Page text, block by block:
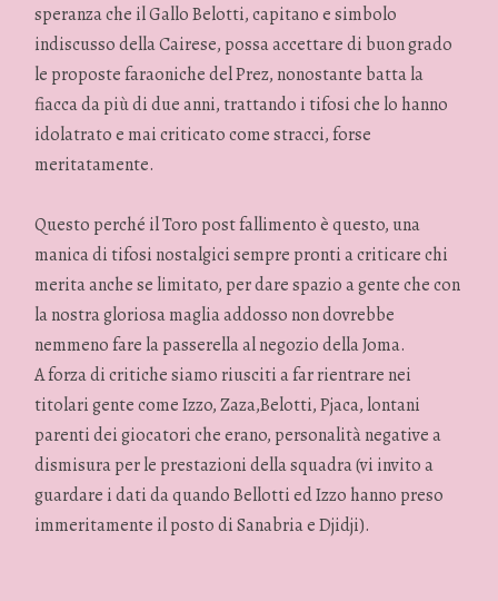
speranza che il Gallo Belotti, capitano e simbolo
indiscusso della Cairese, possa accettare di buon grado
le proposte faraoniche del Prez, nonostante batta la
fiacca da più di due anni, trattando i tifosi che lo hanno
idolatrato e mai criticato come stracci, forse
meritatamente.
Questo perché il Toro post fallimento è questo, una
manica di tifosi nostalgici sempre pronti a criticare chi
merita anche se limitato, per dare spazio a gente che con
la nostra gloriosa maglia addosso non dovrebbe
nemmeno fare la passerella al negozio della Joma.
A forza di critiche siamo riusciti a far rientrare nei
titolari gente come Izzo, Zaza,Belotti, Pjaca, lontani
parenti dei giocatori che erano, personalità negative a
dismisura per le prestazioni della squadra (vi invito a
guardare i dati da quando Bellotti ed Izzo hanno preso
immeritamente il posto di Sanabria e Djidji).